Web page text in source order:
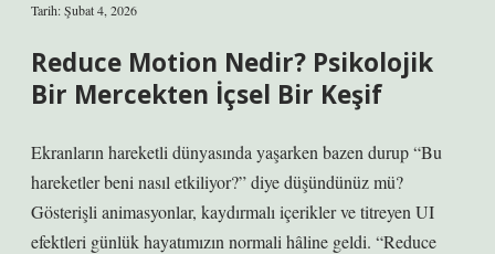
Tarih: Şubat 4, 2026
Reduce Motion Nedir? Psikolojik
Bir Mercekten İçsel Bir Keşif
Ekranların hareketli dünyasında yaşarken bazen durup “Bu
hareketler beni nasıl etkiliyor?” diye düşündünüz mü?
Gösterişli animasyonlar, kaydırmalı içerikler ve titreyen UI
efektleri günlük hayatımızın normali hâline geldi. “Reduce